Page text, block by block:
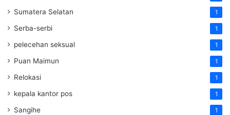
Sumatera Selatan 1
Serba-serbi 1
pelecehan seksual 1
Puan Maimun 1
Relokasi 1
kepala kantor pos 1
Sangihe 1